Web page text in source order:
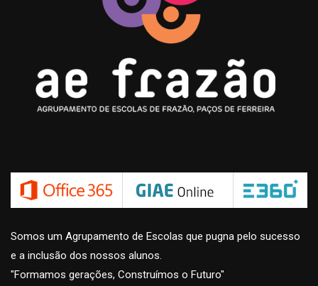
Somos um Agrupamento de Escolas que pugna pelo sucesso
e a inclusão dos nossos alunos.
"Formamos gerações, Construímos o Futuro"